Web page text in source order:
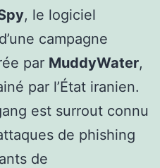
, le logiciel
campagne
par MuddyWater,
par l’État iranien.
est surrout connu
de phishing
de